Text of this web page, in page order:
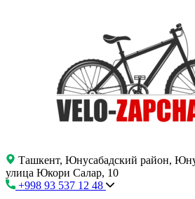
Ташкент, Юнусабадский район,
улица Юкори Салар, 10
+998 93 537 12 48